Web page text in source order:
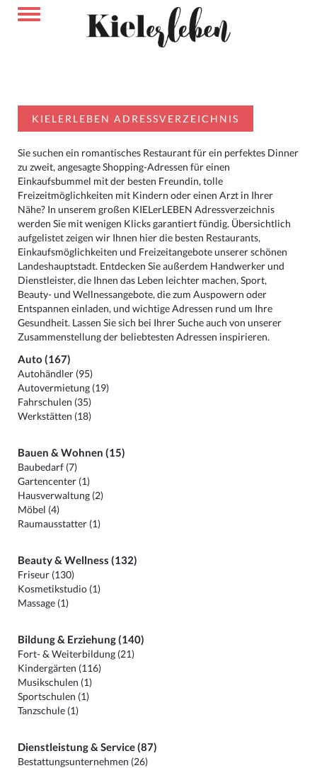
KIELERLEBEN ADRESSVERZEICHNIS
Sie suchen ein romantisches Restaurant für ein perfektes Dinner
zu zweit, angesagte Shopping-Adressen für einen
Einkaufsbummel mit der besten Freundin, tolle
Freizeitmöglichkeiten mit Kindern oder einen Arzt in Ihrer
Nähe? In unserem großen KIELerLEBEN Adressverzeichnis
werden Sie mit wenigen Klicks garantiert fündig. Übersichtlich
aufgelistet zeigen wir Ihnen hier die besten Restaurants,
Einkaufsmöglichkeiten und Freizeitangebote unserer schönen
Landeshauptstadt. Entdecken Sie außerdem Handwerker und
Dienstleister, die Ihnen das Leben leichter machen, Sport,
Beauty- und Wellnessangebote, die zum Auspowern oder
Entspannen einladen, und wichtige Adressen rund um Ihre
Gesundheit. Lassen Sie sich bei Ihrer Suche auch von unserer
Zusammenstellung der beliebtesten Adressen inspirieren.
Auto (167)
Autohändler (95)
Autovermietung (19)
Fahrschulen (35)
Werkstätten (18)
Bauen & Wohnen (15)
Baubedarf (7)
Gartencenter (1)
Hausverwaltung (2)
Möbel (4)
Raumausstatter (1)
Beauty & Wellness (132)
Friseur (130)
Kosmetikstudio (1)
Massage (1)
Bildung & Erziehung (140)
Fort- & Weiterbildung (21)
Kindergärten (116)
Musikschulen (1)
Sportschulen (1)
Tanzschule (1)
Dienstleistung & Service (87)
Bestattungsunternehmen (26)